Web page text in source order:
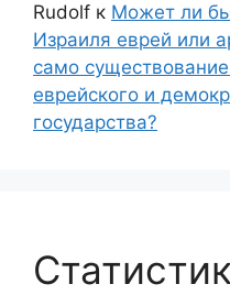
Rudolf к Может ли
Израиля еврей или
само
еврейского и
государства?